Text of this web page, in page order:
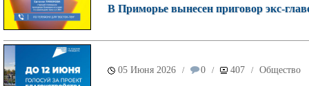
В Приморье вынесен приговор экс-
05 Июня 2026 / 0 / 407 / Общество